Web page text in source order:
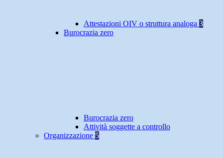
Attestazioni OIV o struttura analoga 3
Burocrazia zero
Burocrazia zero
Attività soggette a controllo
Organizzazione 5